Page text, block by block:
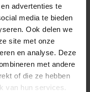
advertenties te
media te bieden
Ook delen we
site met onze
en analyse. Deze
met andere
of die ze hebben
van hun services.
Prijs